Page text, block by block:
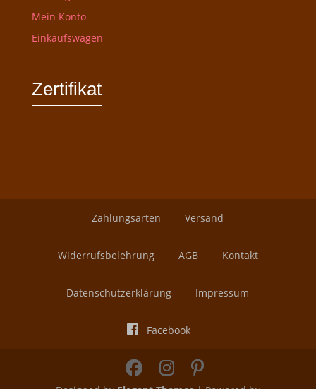
Mein Konto
Einkaufswagen
Zertifikat
Zahlungsarten Versand
Widerrufsbelehrung AGB Kontakt
Datenschutzerklärung Impressum
Facebook